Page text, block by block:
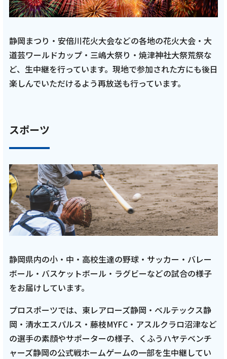
2025年10月16日
2025年 静岡県 静岡市の旧東海道RUN！【前
編 10月12日 9:00~ 放送開始】 田村亮と、中
村優がゆる～く走ります！
記事を読む
2025年9月17日
亮と優の静岡をゆる～く走りませんか？：
2025年 静岡県 御殿場市 御殿場市のパワース
ポットを巡るRUN！【後編 9月28日 9:00~／
村優がゆる～く走ります！
記事を読む
静岡まつり・安倍川花火大会などの各地の花火大会・大
道芸ワールドカップ・三嶋大祭り・焼津神社大祭荒祭な
ど、生中継を行っています。現地で参加された方にも後日
楽しんでいただけるよう再放送も行っています。
スポーツ
静岡県内の小・中・高校生達の野球・サッカー・バレー
ボール・バスケットボール・ラグビーなどの試合の様子
をお届けしています。
プロスポーツでは、東レアローズ静岡・ベルテックス静
岡・清水エスパルス・藤枝MYFC・アスルクラロ沼津など
の選手の素顔やサポーターの様子、くふうハヤテベンチ
ャーズ静岡の公式戦ホームゲームの一部を生中継してい